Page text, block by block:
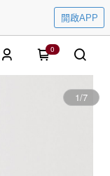
開啟APP
0
1/7